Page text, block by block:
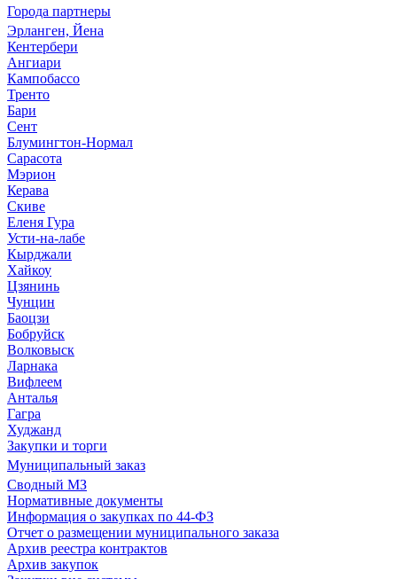
Города партнеры
Эрланген, Йена
Кентербери
Ангиари
Кампобассо
Тренто
Бари
Сент
Блумингтон-Нормал
Сарасота
Мэрион
Керава
Скиве
Еленя Гура
Усти-на-лабе
Кырджали
Хайкоу
Цзянинь
Чунцин
Баоцзи
Бобруйск
Волковыск
Ларнака
Вифлеем
Анталья
Гагра
Худжанд
Закупки и торги
Муниципальный заказ
Сводный МЗ
Нормативные документы
Информация о закупках по 44-ФЗ
Отчет о размещении муниципального заказа
Архив реестра контрактов
Архив закупок